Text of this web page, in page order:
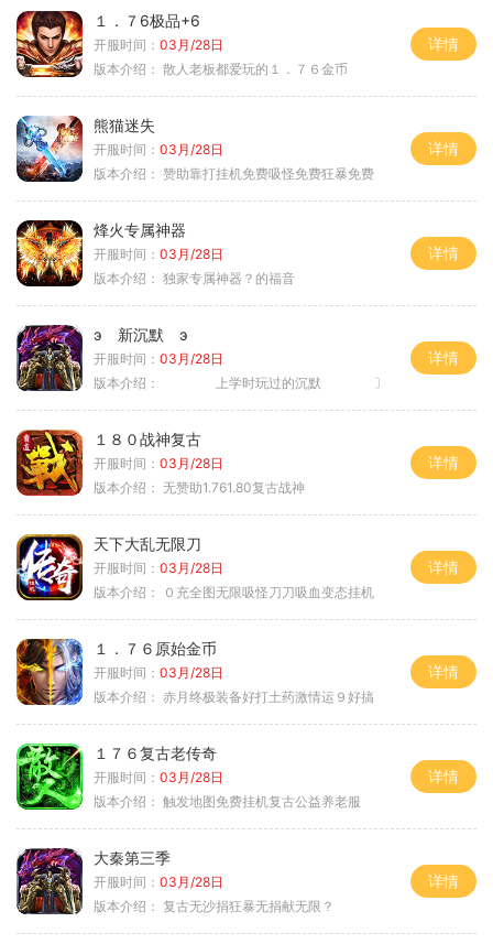
１．７6极品+6
开服时间： 03月/28日
版本介绍： 散人老板都爱玩的１．７６金币
详情
熊猫迷失
开服时间： 03月/28日
版本介绍： 赞助靠打挂机免费吸怪免费狂暴免费
详情
烽火专属神器
开服时间： 03月/28日
版本介绍： 独家专属神器？的福音
详情
э 新沉默 э
开服时间： 03月/28日
版本介绍：
上学时玩过的沉默 〕
详情
１８０战神复古
开服时间： 03月/28日
版本介绍： 无赞助1.761.80复古战神
详情
天下大乱无限刀
开服时间： 03月/28日
版本介绍：
０充全图无限吸怪刀刀吸血变态挂机
详情
１．７６原始金币
开服时间： 03月/28日
版本介绍： 赤月终极装备好打土药激情运９好搞
详情
１７６复古老传奇
开服时间： 03月/28日
版本介绍： 触发地图免费挂机复古公益养老服
详情
大秦第三季
开服时间： 03月/28日
版本介绍： 复古无沙捐狂暴无捐献无限？
详情